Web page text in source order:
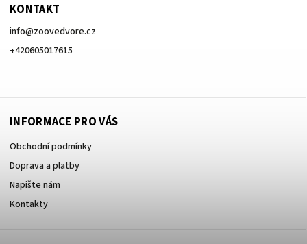
KONTAKT
info@zoovedvore.cz
+420605017615
INFORMACE PRO VÁS
Obchodní podmínky
Doprava a platby
Napište nám
Kontakty